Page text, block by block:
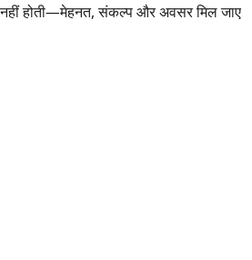
नहीं होती—मेहनत, संकल्प और अवसर मिल जाए